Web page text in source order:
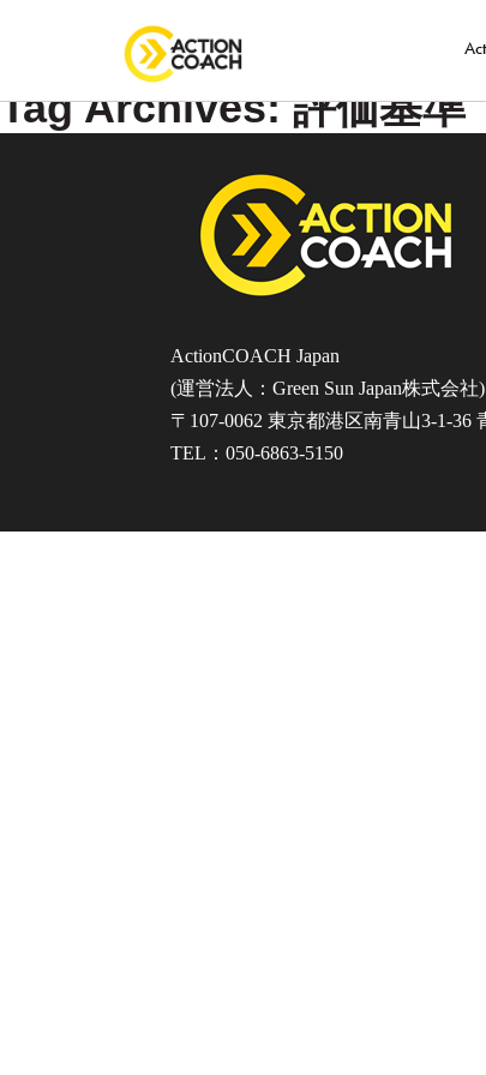
Tag Archives: 評価基準
ActionCOACH Japan
(運営法人：Green Sun Japan株式会社)
〒107-0062 東京都港区南青山3-1-36
TEL：050-6863-5150